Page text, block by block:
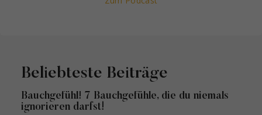
Beliebteste Beiträge
Bauchgefühl! 7 Bauchgefühle, die du niemals
ignorieren darfst!